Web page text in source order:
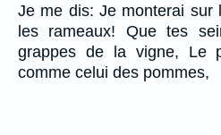
Je me dis: Je monterai sur
les rameaux! Que tes
grappes de la vigne, Le
comme celui des pommes,